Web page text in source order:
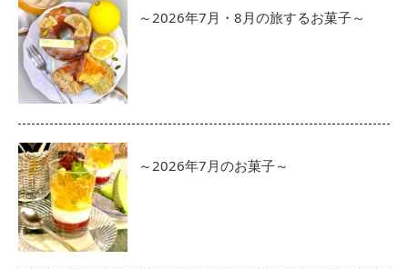
～2026年7月・8月の旅するお菓子～
～2026年7月のお菓子～